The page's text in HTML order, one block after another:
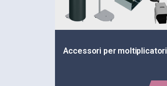
Accessori per moltiplicatori